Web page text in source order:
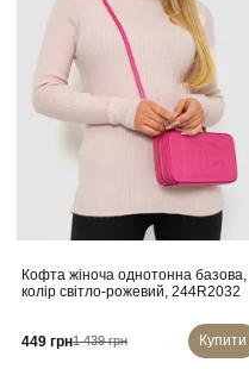
Кофта жіноча однотонна базова,
колір світло-рожевий, 244R2032
449 грн1 439 грн Купити